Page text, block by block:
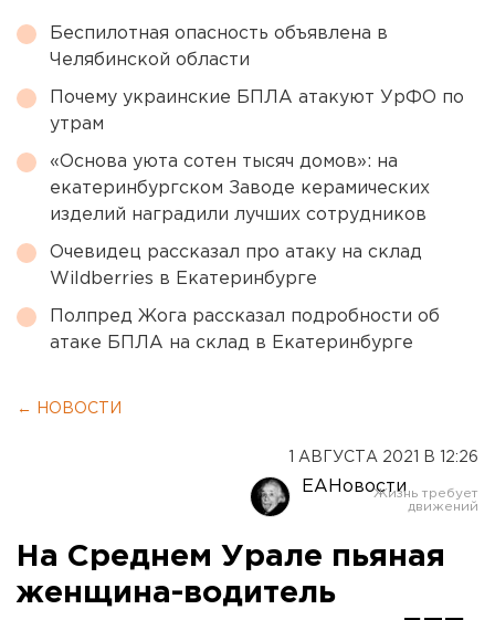
Беспилотная опасность объявлена в
Челябинской области
Почему украинские БПЛА атакуют УрФО по
утрам
«Основа уюта сотен тысяч домов»: на
екатеринбургском Заводе керамических
изделий наградили лучших сотрудников
Очевидец рассказал про атаку на склад
Wildberries в Екатеринбурге
Полпред Жога рассказал подробности об
атаке БПЛА на склад в Екатеринбурге
← НОВОСТИ
1 АВГУСТА 2021 В 12:26
ЕАНовости
На Среднем Урале пьяная
женщина-водитель